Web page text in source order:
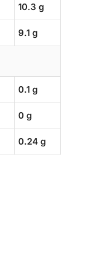
10.3 g
9.1 g
0.1 g
0 g
0.24 g